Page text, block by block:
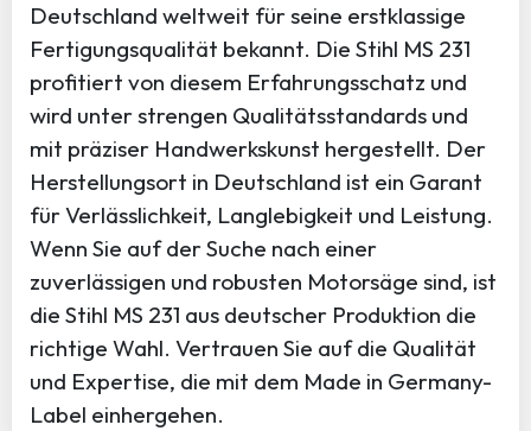
Deutschland weltweit für seine erstklassige
Fertigungsqualität bekannt. Die Stihl MS 231
profitiert von diesem Erfahrungsschatz und
wird unter strengen Qualitätsstandards und
mit präziser Handwerkskunst hergestellt. Der
Herstellungsort in Deutschland ist ein Garant
für Verlässlichkeit, Langlebigkeit und Leistung.
Wenn Sie auf der Suche nach einer
zuverlässigen und robusten Motorsäge sind, ist
die Stihl MS 231 aus deutscher Produktion die
richtige Wahl. Vertrauen Sie auf die Qualität
und Expertise, die mit dem Made in Germany-
Label einhergehen.